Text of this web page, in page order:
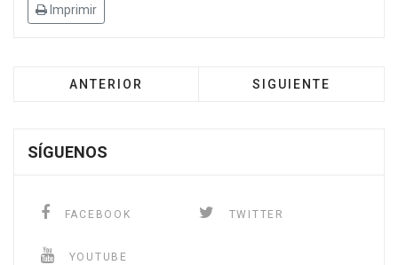
Imprimir
ANTERIOR SIGUIENTE
SÍGUENOS
FACEBOOK TWITTER
YOUTUBE